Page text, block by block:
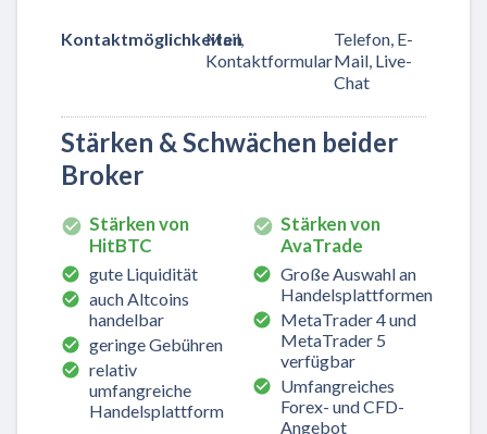
Kontaktmöglichkeiten
Mail,
Kontaktformular
Telefon, E-
Mail, Live-
Chat
Stärken & Schwächen beider
Broker
Stärken von
HitBTC
gute Liquidität
auch Altcoins
handelbar
geringe Gebühren
relativ
umfangreiche
Handelsplattform
Stärken von
AvaTrade
Große Auswahl an
Handelsplattformen
MetaTrader 4 und
MetaTrader 5
verfügbar
Umfangreiches
Forex- und CFD-
Angebot